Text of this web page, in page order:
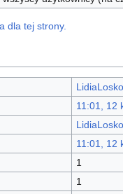
dla tej strony.
LidiaLosko
11:01, 12
LidiaLosko
11:01, 12
1
1